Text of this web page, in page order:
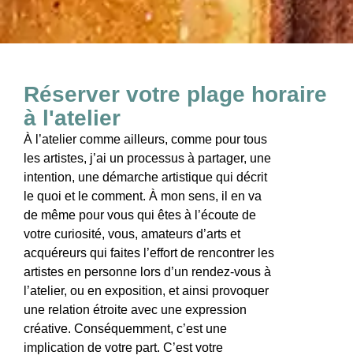
Réserver votre plage horaire
à l'atelier
À l’atelier comme ailleurs, comme pour tous
les artistes, j’ai un processus à partager, une
intention, une démarche artistique qui décrit
le quoi et le comment. À mon sens, il en va
de même pour vous qui êtes à l’écoute de
votre curiosité, vous, amateurs d’arts et
acquéreurs qui faites l’effort de rencontrer les
artistes en personne lors d’un rendez-vous à
l’atelier, ou en exposition, et ainsi provoquer
une relation étroite avec une expression
créative. Conséquemment, c’est une
implication de votre part. C’est votre